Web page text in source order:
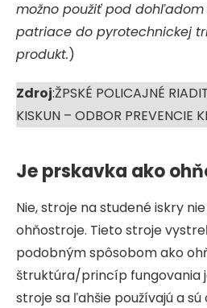
možno použiť pod dohľadom
patriace do pyrotechnickej
produkt.)
Zdroj:ŽPSKÉ POLICAJNÉ
KISKUN – ODBOR PREVENCIE
Je prskavka ako
Nie, stroje na studené iskry
ohňostroje. Tieto stroje
podobným spôsobom ako
štruktúra/princíp fungovania
stroje sa ľahšie používajú a